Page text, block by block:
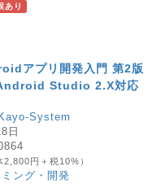
あり
アプリ開発入門 第2版
Studio 2.X対応
System
日
2,800円＋税10%）
ング・開発